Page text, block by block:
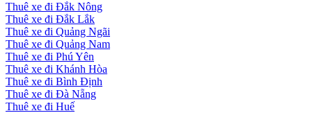
Thuê xe đi Đắk Nông
Thuê xe đi Đắk Lắk
Thuê xe đi Quảng Ngãi
Thuê xe đi Quảng Nam
Thuê xe đi Phú Yên
Thuê xe đi Khánh Hòa
Thuê xe đi Bình Định
Thuê xe đi Đà Nẵng
Thuê xe đi Huế